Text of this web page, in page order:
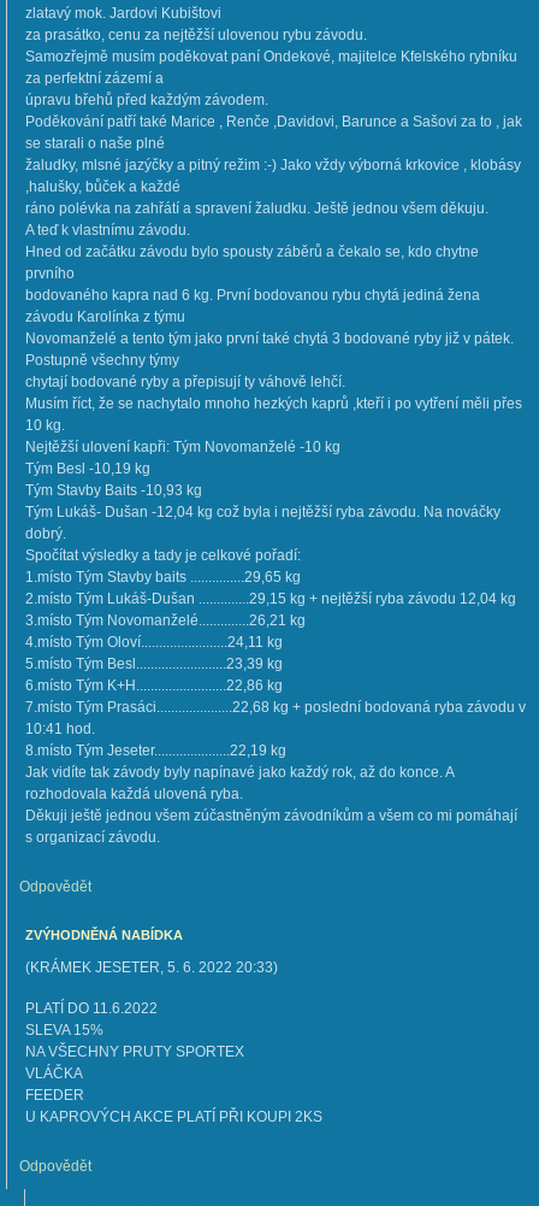
zlatavý mok. Jardovi Kubištovi
za prasátko, cenu za nejtěžší ulovenou rybu závodu.
Samozřejmě musím poděkovat paní Ondekové, majitelce Kfelského rybníku
za perfektní zázemí a
úpravu břehů před každým závodem.
Poděkování patří také Marice , Renče ,Davidovi, Barunce a Sašovi za to , jak
se starali o naše plné
žaludky, mlsné jazýčky a pitný režim :-) Jako vždy výborná krkovice , klobásy
,halušky, bůček a každé
ráno polévka na zahřátí a spravení žaludku. Ještě jednou všem děkuju.
A teď k vlastnímu závodu.
Hned od začátku závodu bylo spousty záběrů a čekalo se, kdo chytne
prvního
bodovaného kapra nad 6 kg. První bodovanou rybu chytá jediná žena
závodu Karolínka z týmu
Novomanželé a tento tým jako první také chytá 3 bodované ryby již v pátek.
Postupně všechny týmy
chytají bodované ryby a přepisují ty váhově lehčí.
Musím říct, že se nachytalo mnoho hezkých kaprů ,kteří i po vytření měli přes
10 kg.
Nejtěžší ulovení kapři: Tým Novomanželé -10 kg
Tým Besl -10,19 kg
Tým Stavby Baits -10,93 kg
Tým Lukáš- Dušan -12,04 kg což byla i nejtěžší ryba závodu. Na nováčky
dobrý.
Spočítat výsledky a tady je celkové pořadí:
1.místo Tým Stavby baits ...............29,65 kg
2.místo Tým Lukáš-Dušan ..............29,15 kg + nejtěžší ryba závodu 12,04 kg
3.místo Tým Novomanželé..............26,21 kg
4.místo Tým Oloví........................24,11 kg
5.místo Tým Besl.........................23,39 kg
6.místo Tým K+H.........................22,86 kg
7.místo Tým Prasáci.....................22,68 kg + poslední bodovaná ryba závodu v
10:41 hod.
8.místo Tým Jeseter.....................22,19 kg
Jak vidíte tak závody byly napínavé jako každý rok, až do konce. A
rozhodovala každá ulovená ryba.
Děkuji ještě jednou všem zúčastněným závodníkům a všem co mi pomáhají
s organizací závodu.
Odpovědět
ZVÝHODNĚNÁ NABÍDKA
(KRÁMEK JESETER, 5. 6. 2022 20:33)
PLATÍ DO 11.6.2022
SLEVA 15%
NA VŠECHNY PRUTY SPORTEX
VLÁČKA
FEEDER
U KAPROVÝCH AKCE PLATÍ PŘI KOUPI 2KS
Odpovědět